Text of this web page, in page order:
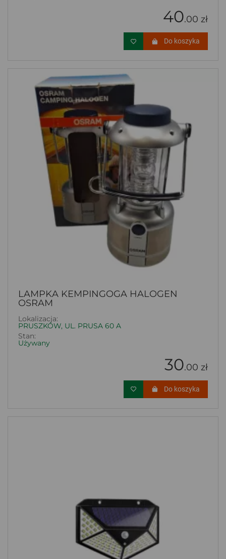
40.00 zł
Do koszyka
LAMPKA KEMPINGOGA HALOGEN
OSRAM
Lokalizacja:
PRUSZKÓW, UL. PRUSA 60 A
Stan:
Używany
30.00 zł
Do koszyka